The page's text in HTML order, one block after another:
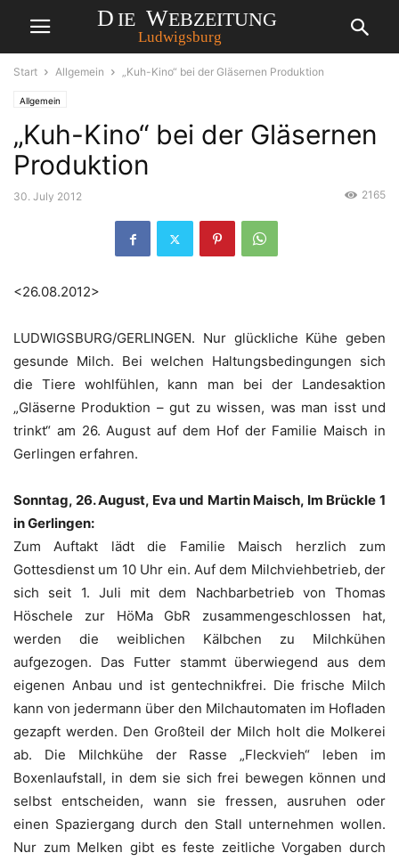
Start Allgemein „Kuh-Kino“ bei der Gläsernen Produktion
Allgemein
„Kuh-Kino“ bei der Gläsernen
Produktion
30. July 2012 2165
<26.08.2012>
LUDWIGSBURG/GERLINGEN. Nur glückliche Kühe geben
gesunde Milch. Bei welchen Haltungsbedingungen sich
die Tiere wohlfühlen, kann man bei der Landesaktion
„Gläserne Produktion – gut zu wissen, was man isst und
trinkt“ am 26. August auf dem Hof der Familie Maisch in
Gerlingen erfahren.
Sonntag, 26. August, Eva und Martin Maisch, Im Brückle 1
in Gerlingen:
Zum Auftakt lädt die Familie Maisch herzlich zum
Gottesdienst um 10 Uhr ein. Auf dem Milchviehbetrieb, der
sich seit 1. Juli mit dem Nachbarbetrieb von Thomas
Höschele zur HöMa GbR zusammengeschlossen hat,
werden die weiblichen Kälbchen zu Milchkühen
aufgezogen. Das Futter stammt überwiegend aus dem
eigenen Anbau und ist gentechnikfrei. Die frische Milch
kann von jedermann über den Milchautomaten im Hofladen
gezapft werden. Den Großteil der Milch holt die Molkerei
ab. Die Milchkühe der Rasse „Fleckvieh“ leben im
Boxenlaufstall, in dem sie sich frei bewegen können und
selbst entscheiden, wann sie fressen, ausruhen oder
einen Spaziergang durch den Stall unternehmen wollen.
Nur zum Melken gibt es feste zeitliche Vorgaben durch